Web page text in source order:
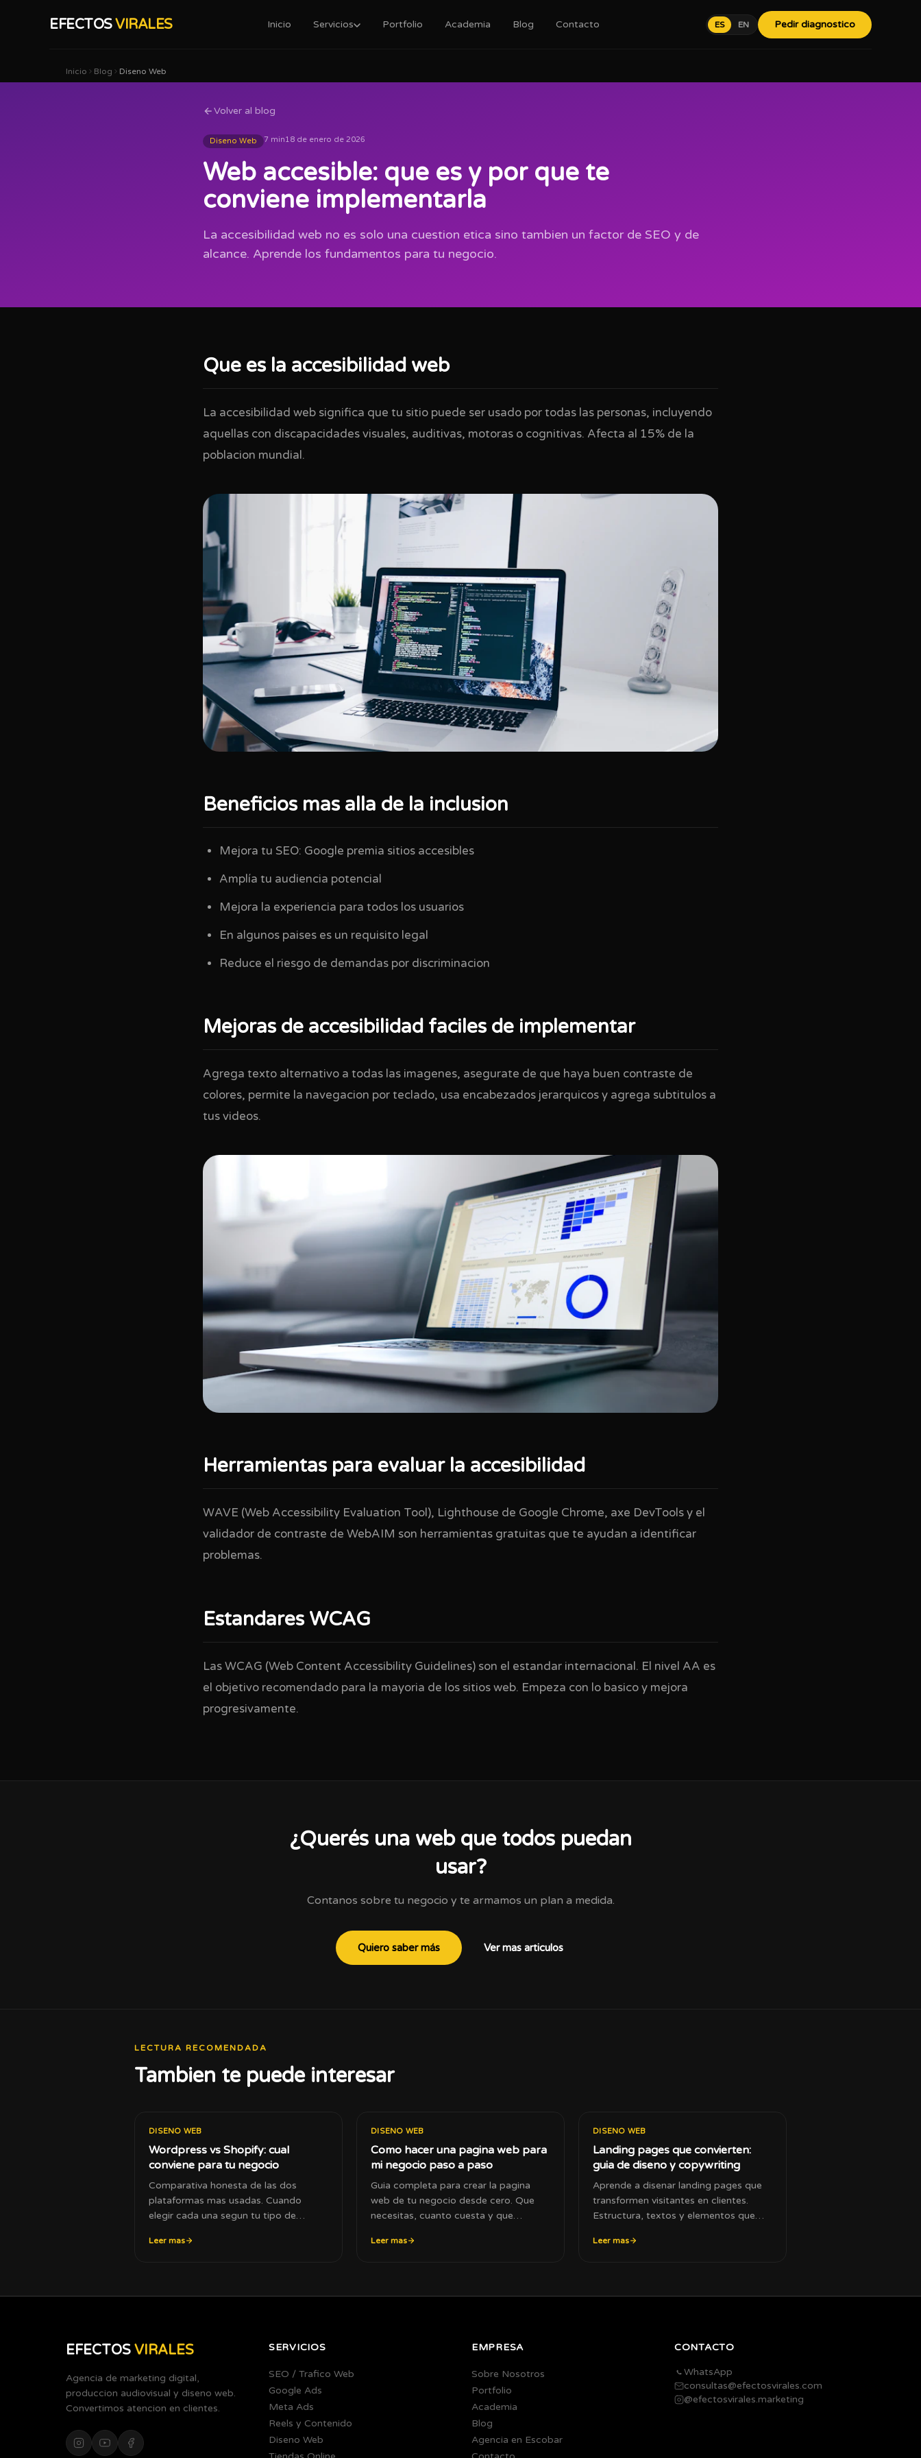
EFECTOSVIRALES Inicio Servicios Portfolio Academia Blog Contacto ES EN Pedir diagnostico
Inicio Blog Diseno Web
Volver al blog
Diseno Web 7 min18 de enero de 2026
Web accesible: que es y por que te
conviene implementarla
La accesibilidad web no es solo una cuestion etica sino tambien un factor de SEO y de
alcance. Aprende los fundamentos para tu negocio.
Que es la accesibilidad web
La accesibilidad web significa que tu sitio puede ser usado por todas las personas, incluyendo
aquellas con discapacidades visuales, auditivas, motoras o cognitivas. Afecta al 15% de la
poblacion mundial.
Beneficios mas alla de la inclusion
Mejora tu SEO: Google premia sitios accesibles
Amplía tu audiencia potencial
Mejora la experiencia para todos los usuarios
En algunos paises es un requisito legal
Reduce el riesgo de demandas por discriminacion
Mejoras de accesibilidad faciles de implementar
Agrega texto alternativo a todas las imagenes, asegurate de que haya buen contraste de
colores, permite la navegacion por teclado, usa encabezados jerarquicos y agrega subtitulos a
tus videos.
Herramientas para evaluar la accesibilidad
WAVE (Web Accessibility Evaluation Tool), Lighthouse de Google Chrome, axe DevTools y el
validador de contraste de WebAIM son herramientas gratuitas que te ayudan a identificar
problemas.
Estandares WCAG
Las WCAG (Web Content Accessibility Guidelines) son el estandar internacional. El nivel AA es
el objetivo recomendado para la mayoria de los sitios web. Empeza con lo basico y mejora
progresivamente.
¿Querés una web que todos puedan
usar?
Contanos sobre tu negocio y te armamos un plan a medida.
Quiero saber más Ver mas articulos
LECTURA RECOMENDADA
Tambien te puede interesar
DISENO WEB
Wordpress vs Shopify: cual
conviene para tu negocio
Comparativa honesta de las dos
plataformas mas usadas. Cuando
elegir cada una segun tu tipo de
Leer mas
DISENO WEB
Como hacer una pagina web para
mi negocio paso a paso
Guia completa para crear la pagina
web de tu negocio desde cero. Que
necesitas, cuanto cuesta y que
Leer mas
DISENO WEB
Landing pages que convierten:
guia de diseno y copywriting
Aprende a disenar landing pages que
transformen visitantes en clientes.
Estructura, textos y elementos que
Leer mas
EFECTOS VIRALES
Agencia de marketing digital,
produccion audiovisual y diseno web.
Convertimos atencion en clientes.
SERVICIOS
SEO / Trafico Web
Google Ads
Meta Ads
Reels y Contenido
Diseno Web
EMPRESA
Sobre Nosotros
Portfolio
Academia
Blog
Agencia en Escobar
CONTACTO
WhatsApp
consultas@efectosvirales.com
@efectosvirales.marketing